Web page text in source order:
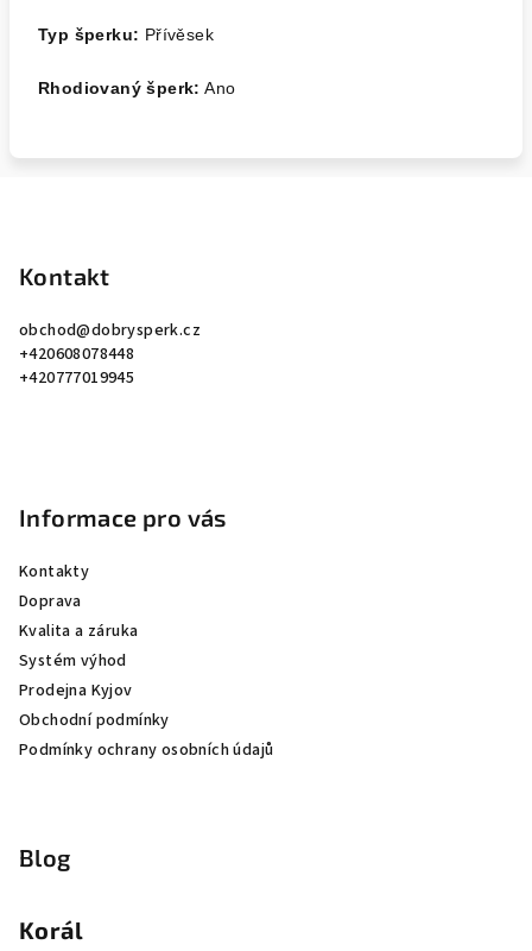
Typ šperku: Přívěsek
Rhodiovaný šperk: Ano
Kontakt
obchod@dobrysperk.cz
+420608078448
+420777019945
Informace pro vás
Kontakty
Doprava
Kvalita a záruka
Systém výhod
Prodejna Kyjov
Obchodní podmínky
Podmínky ochrany osobních údajů
Blog
Korál